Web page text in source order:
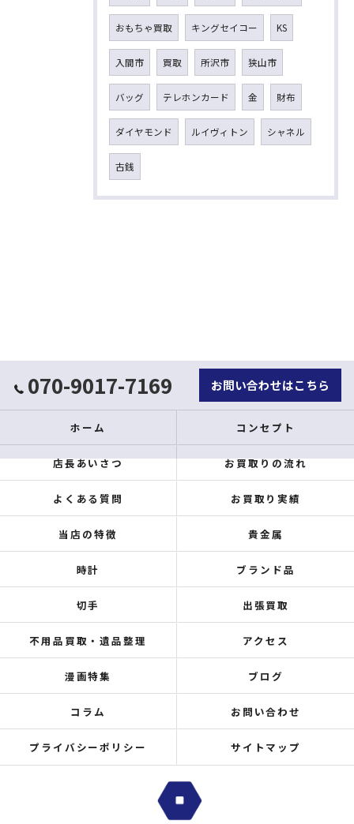
おもちゃ買取 キングセイコー KS
入間市 買取 所沢市 狭山市
バッグ テレホンカード 金 財布
ダイヤモンド ルイヴィトン シャネル
古銭
070-9017-7169 お問い合わせはこちら
ホーム コンセプト
店長あいさつ お買取りの流れ
よくある質問 お買取り実績
当店の特徴 貴金属
時計 ブランド品
切手 出張買取
不用品買取・遺品整理 アクセス
漫画特集 ブログ
コラム お問い合わせ
プライバシーポリシー サイトマップ